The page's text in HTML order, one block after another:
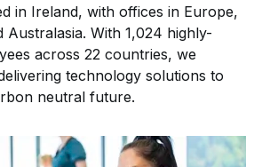
in Ireland, with offices in Europe,
Australasia. With 1,024 highly-
across 22 countries, we
technology solutions to
neutral future.